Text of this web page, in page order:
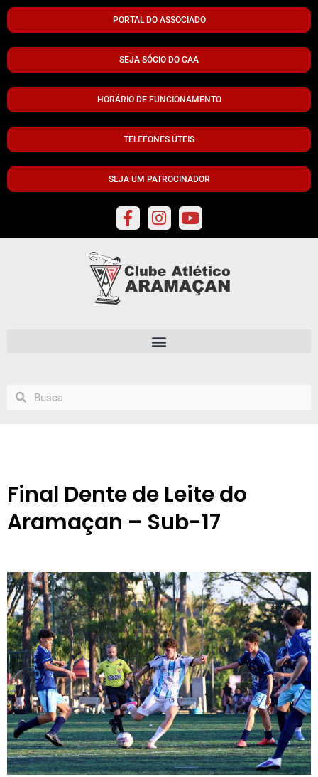
PORTAL DO ASSOCIADO
SEJA SÓCIO DO CAA
HORÁRIO DE FUNCIONAMENTO
TELEFONES ÚTEIS
SEJA UM PATROCINADOR
Final Dente de Leite do
Aramaçan – Sub-17